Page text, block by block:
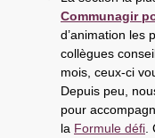
Communagir
d’animation les
collègues
mois, ceux-ci
Depuis peu,
pour
la Formule défi